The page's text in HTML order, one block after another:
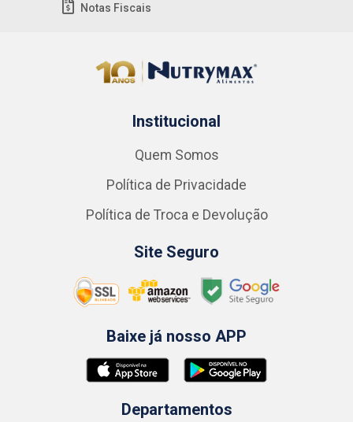
Notas Fiscais
Institucional
Quem Somos
Política de Privacidade
Política de Troca e Devolução
Site Seguro
Baixe já nosso APP
Departamentos